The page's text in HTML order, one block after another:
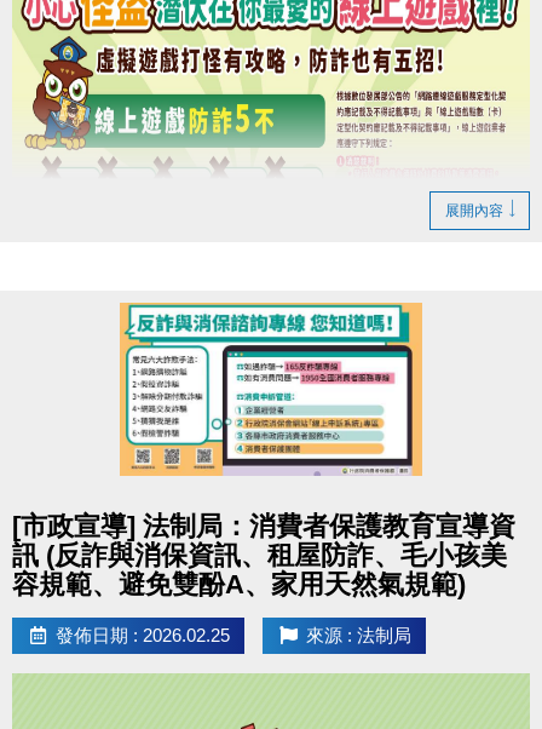
展開內容
[市政宣導] 法制局：消費者保護教育宣導資
訊 (反詐與消保資訊、租屋防詐、毛小孩美
容規範、避免雙酚A、家用天然氣規範)
發佈日期 : 2026.02.25 來源 : 法制局